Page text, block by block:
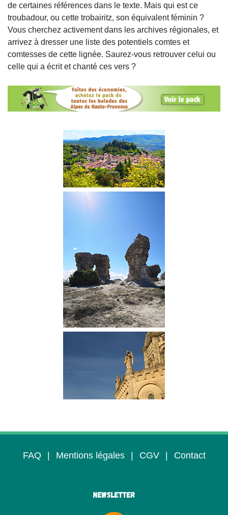
de certaines références dans le texte. Mais qui est ce
troubadour, ou cette trobairitz, son équivalent féminin ?
Vous cherchez activement dans les archives régionales, et
arrivez à dresser une liste des potentiels comtes et
comtesses de cette lignée. Saurez-vous retrouver celui ou
celle qui a écrit et chanté ces vers ?
FAQ Mentions légales CGV Contact
Newsletter